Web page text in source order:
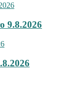
9.8.2026